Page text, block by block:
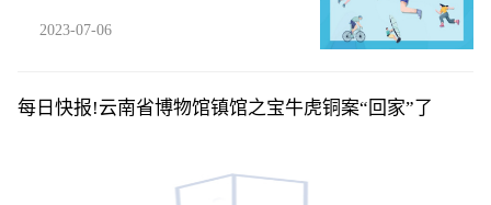
2023-07-06
每日快报!云南省博物馆镇馆之宝牛虎铜案“回家”了